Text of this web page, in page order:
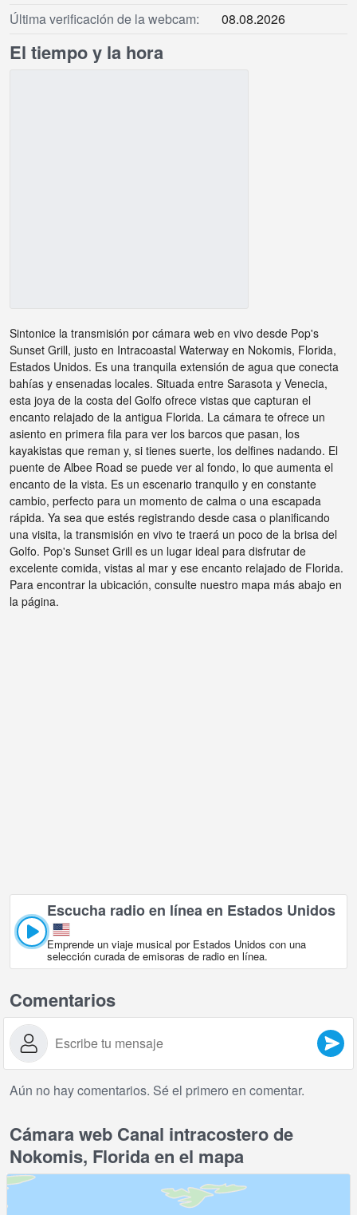
Última verificación de la webcam: 08.08.2026
El tiempo y la hora
Sintonice la transmisión por cámara web en vivo desde Pop's
Sunset Grill, justo en Intracoastal Waterway en Nokomis, Florida,
Estados Unidos. Es una tranquila extensión de agua que conecta
bahías y ensenadas locales. Situada entre Sarasota y Venecia,
esta joya de la costa del Golfo ofrece vistas que capturan el
encanto relajado de la antigua Florida. La cámara te ofrece un
asiento en primera fila para ver los barcos que pasan, los
kayakistas que reman y, si tienes suerte, los delfines nadando. El
puente de Albee Road se puede ver al fondo, lo que aumenta el
encanto de la vista. Es un escenario tranquilo y en constante
cambio, perfecto para un momento de calma o una escapada
rápida. Ya sea que estés registrando desde casa o planificando
una visita, la transmisión en vivo te traerá un poco de la brisa del
Golfo. Pop's Sunset Grill es un lugar ideal para disfrutar de
excelente comida, vistas al mar y ese encanto relajado de Florida.
Para encontrar la ubicación, consulte nuestro mapa más abajo en
la página.
Escucha radio en línea en Estados Unidos
Emprende un viaje musical por Estados Unidos con una
selección curada de emisoras de radio en línea.
Comentarios
Aún no hay comentarios. Sé el primero en comentar.
Cámara web Canal intracostero de
Nokomis, Florida en el mapa